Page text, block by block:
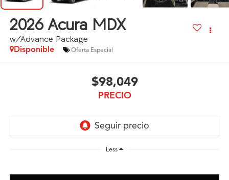
2026 Acura MDX
w/Advance Package
Disponible Oferta Especial
$98,049
PRECIO
Less